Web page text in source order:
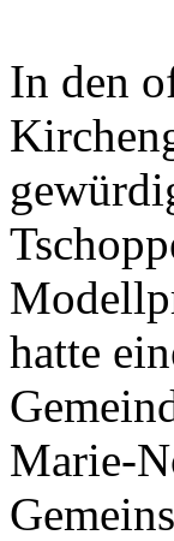
In den
hatte
Marie-